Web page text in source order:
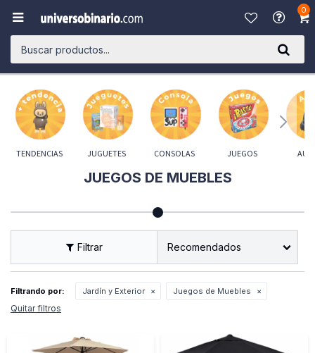
0

TENDENCIAS JUGUETES CONSOLAS JUEGOS
JUEGOS DE MUEBLES
Recomendados
Filtrando por: Jardín y Exterior Juegos de Muebles
Quitar filtros